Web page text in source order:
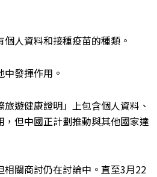
人資料和接種疫苗的種類。
發揮作用。
遊健康證明」上包含個人資料、
但中國正計劃推動與其他國家達
關商討仍在討論中。直至3月22